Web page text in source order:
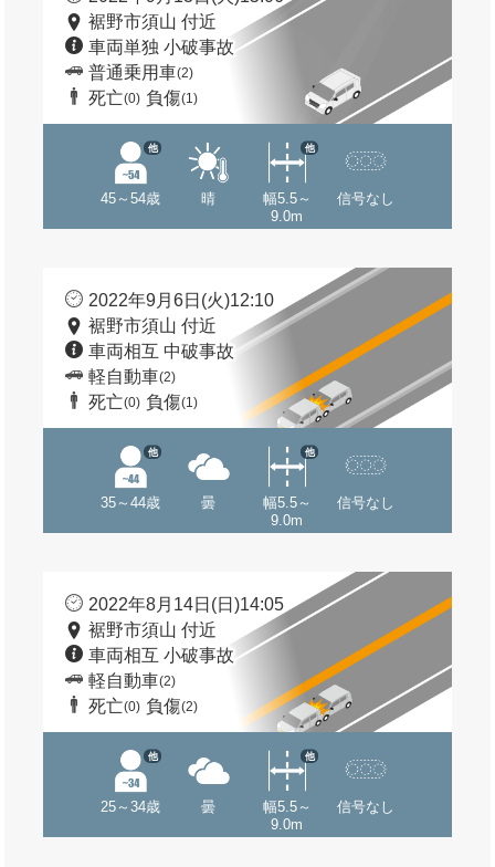
裾野市須山 付近
車両単独 小破事故
普通乗用車(2)
死亡(0) 負傷(1)
45～54歳
他
晴
幅5.5～
9.0m
他
信号なし
2022年9月6日(火)12:10
裾野市須山 付近
車両相互 中破事故
軽自動車(2)
死亡(0) 負傷(1)
35～44歳
他
曇
幅5.5～
9.0m
他
信号なし
2022年8月14日(日)14:05
裾野市須山 付近
車両相互 小破事故
軽自動車(2)
死亡(0) 負傷(2)
25～34歳
他
曇
幅5.5～
9.0m
他
信号なし